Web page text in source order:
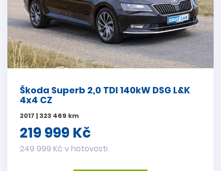
Škoda Superb 2,0 TDI 140kW DSG L&K
4x4 CZ
2017 | 323 469 km
219 999 Kč
249 999 Kč v hotovosti